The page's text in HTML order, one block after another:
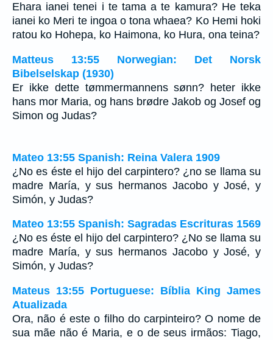
Ehara ianei tenei i te tama a te kamura? He teka
ianei ko Meri te ingoa o tona whaea? Ko Hemi hoki
ratou ko Hohepa, ko Haimona, ko Hura, ona teina?
Matteus 13:55 Norwegian: Det Norsk
Bibelselskap (1930)
Er ikke dette tømmermannens sønn? heter ikke
hans mor Maria, og hans brødre Jakob og Josef og
Simon og Judas?
Mateo 13:55 Spanish: Reina Valera 1909
¿No es éste el hijo del carpintero? ¿no se llama su
madre María, y sus hermanos Jacobo y José, y
Simón, y Judas?
Mateo 13:55 Spanish: Sagradas Escrituras 1569
¿No es éste el hijo del carpintero? ¿No se llama su
madre María, y sus hermanos Jacobo y José, y
Simón, y Judas?
Mateus 13:55 Portuguese: Bíblia King James
Atualizada
Ora, não é este o filho do carpinteiro? O nome de
sua mãe não é Maria, e o de seus irmãos: Tiago,